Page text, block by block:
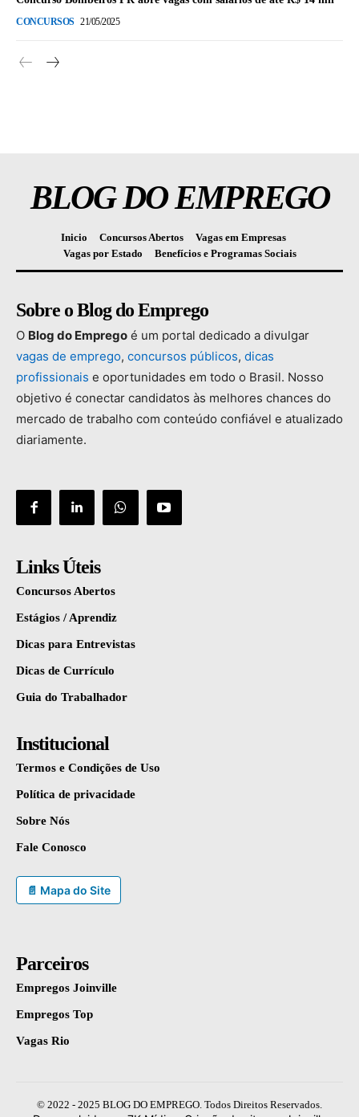
CONCURSOS 21/05/2025
BLOG DO EMPREGO
Inicio Concursos Abertos
Vagas em Empresas
Vagas por Estado
Benefícios e Programas Sociais
Sobre o Blog do Emprego
O Blog do Emprego é um portal dedicado a divulgar
vagas de emprego, concursos públicos, dicas
profissionais e oportunidades em todo o Brasil. Nosso
objetivo é conectar candidatos às melhores chances do
mercado de trabalho com conteúdo confiável e atualizado
diariamente.
Links Úteis
Concursos Abertos
Estágios / Aprendiz
Dicas para Entrevistas
Dicas de Currículo
Guia do Trabalhador
Institucional
Termos e Condições de Uso
Política de privacidade
Sobre Nós
Fale Conosco
📄 Mapa do Site
Parceiros
Empregos Joinville
Empregos Top
Vagas Rio
© 2022 - 2025 BLOG DO EMPREGO. Todos Direitos Reservados.